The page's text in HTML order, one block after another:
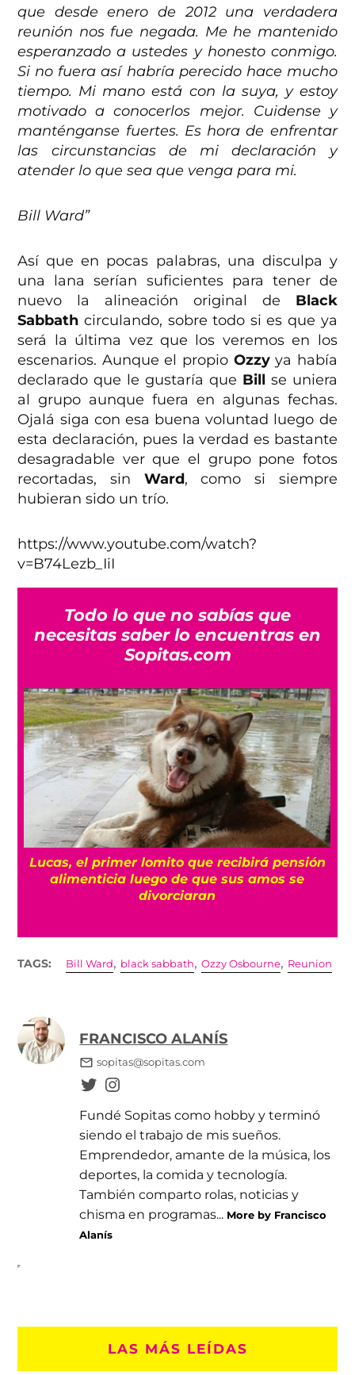
que desde enero de 2012 una verdadera
reunión nos fue negada. Me he mantenido
esperanzado a ustedes y honesto conmigo.
Si no fuera así habría perecido hace mucho
tiempo. Mi mano está con la suya, y estoy
motivado a conocerlos mejor. Cuidense y
manténganse fuertes. Es hora de enfrentar
las circunstancias de mi declaración y
atender lo que sea que venga para mi.
Bill Ward”
Así que en pocas palabras, una disculpa y
una lana serían suficientes para tener de
nuevo la alineación original de Black
Sabbath circulando, sobre todo si es que ya
será la última vez que los veremos en los
escenarios. Aunque el propio Ozzyya había
declarado que le gustaría que Bill se uniera
al grupo aunque fuera en algunas fechas.
Ojalá siga con esa buena voluntad luego de
esta declaración, pues la verdad es bastante
desagradable ver que el grupo pone fotos
recortadas, sin Ward, como si siempre
hubieran sido un trío.
https://www.youtube.com/watch?
v=B74Lezb_IiI
Todo lo que no sabías que
necesitas saber lo encuentras en
Sopitas.com
¡Alizzz regresa a México! Entérate de
sobre su show
TAGS: Bill Ward, black sabbath,Ozzy Osbourne, Reunion
FRANCISCO ALANÍS
sopitas@sopitas.com
Fundé Sopitas como hobby y terminó
siendo el trabajo de mis sueños.
Emprendedor, amante de la música, los
deportes, la comida y tecnología.
También comparto rolas, noticias y
chisma en programas... More by Francisco
Alanís
LAS MÁS LEÍDAS